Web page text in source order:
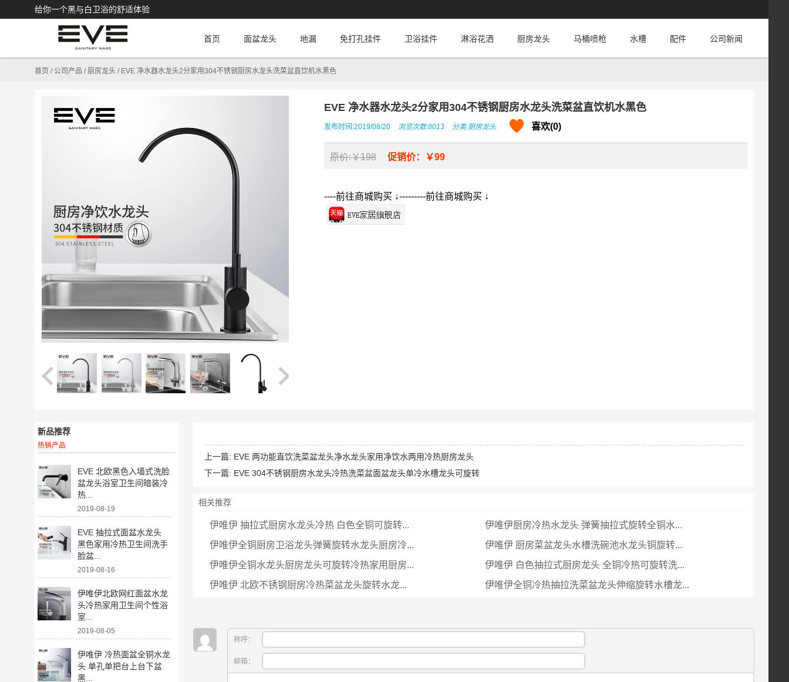
给你一个黑与白卫浴的舒适体验
首页 面盆龙头 地漏 免打孔挂件 卫浴挂件 淋浴花洒 厨房龙头 马桶喷枪 水槽 配件 公司新闻
首页 / 公司产品 /厨房龙头 / EVE 净水器水龙头2分家用304不锈钢厨房水龙头洗菜盆直饮机水黑色
EVE 净水器水龙头2分家用304不锈钢厨房水龙头洗菜盆直饮机水黑色
发布时间:2019/08/20 浏览次数:8013 分类:厨房龙头 喜欢(0)
原价:￥198 促销价：￥99
----前往商城购买 ↓---------前往商城购买 ↓
上一篇: EVE 两功能直饮洗菜盆龙头净水龙头家用净饮水两用冷热厨房龙头
下一篇: EVE 304不锈钢厨房水龙头冷热洗菜盆面盆龙头单冷水槽龙头可旋转
相关推荐
伊唯伊 抽拉式厨房水龙头冷热 白色全铜可旋转...
伊唯伊厨房冷热水龙头 弹簧抽拉式旋转全铜水...
伊唯伊全铜厨房卫浴龙头弹簧旋转水龙头厨房冷...
伊唯伊 厨房菜盆龙头水槽洗碗池水龙头铜旋转...
伊唯伊全铜水龙头厨房龙头可旋转冷热家用厨房...
伊唯伊 白色抽拉式厨房龙头 全铜冷热可旋转洗...
伊唯伊 北欧不锈钢厨房冷热菜盆龙头旋转水龙...
伊唯伊全铜冷热抽拉洗菜盆龙头伸缩旋转水槽龙...
称呼：
邮箱：
新品推荐
热销产品
EVE 北欧黑色入墙式洗脸
盆龙头浴室卫生间暗装冷
热...
2019-08-19
EVE 抽拉式面盆水龙头
黑色家用冷热卫生间洗手
脸盆...
2019-08-16
伊唯伊北欧网红面盆水龙
头冷热家用卫生间个性浴
室...
2019-08-05
伊唯伊 冷热面盆全铜水龙
头 单孔单把台上台下盆
黑...